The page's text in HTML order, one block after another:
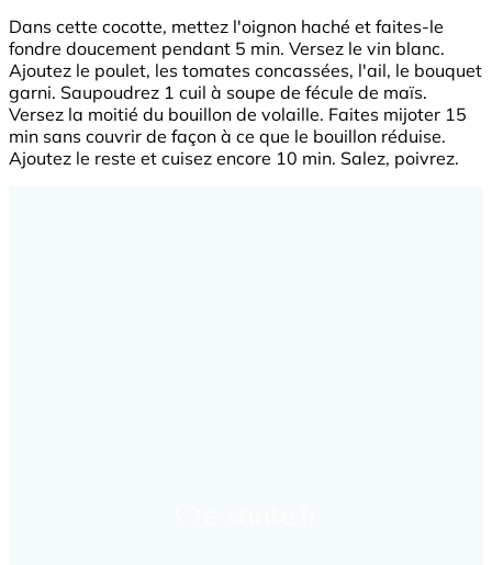
Dans cette cocotte, mettez l'oignon haché et faites-le
fondre doucement pendant 5 min. Versez le vin blanc.
Ajoutez le poulet, les tomates concassées, l'ail, le bouquet
garni. Saupoudrez 1 cuil à soupe de fécule de maïs.
Versez la moitié du bouillon de volaille. Faites mijoter 15
min sans couvrir de façon à ce que le bouillon réduise.
Ajoutez le reste et cuisez encore 10 min. Salez, poivrez.